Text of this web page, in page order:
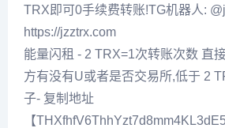
TRX即可0手续费转账!TG机器人:
https://jzztrx.com
能量闪租 - 2 TRX=1次转账次数 直
方有没有U或者是否交易所,低于 2
子- 复制地址
【